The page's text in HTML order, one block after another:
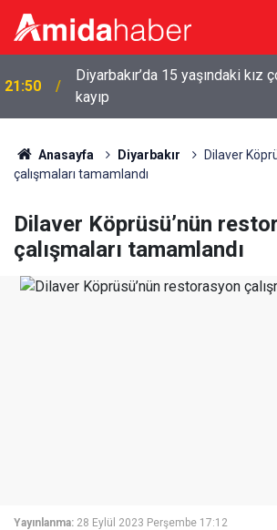
21:50
Diyarbakır’da 15 yaşındaki kız
kayıp
21:39
Mardin 1969 Spor, 1. Lig’e
Anasayfa Diyarbakır
Dilaver
çalışmaları tamamlandı
Dilaver Köprüsü’nün
çalışmaları tamamlandı
Yayınlanma: 28 Eylül 2023 Perşembe 17:12